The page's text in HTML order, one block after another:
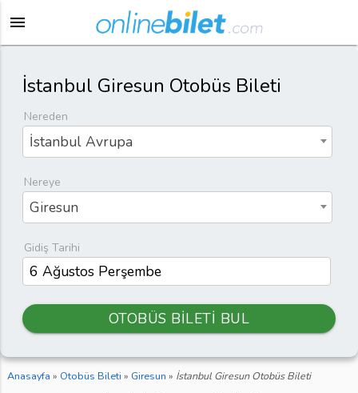
menu
İstanbul Giresun Otobüs Bileti
Nereden
İstanbul Avrupa
Nereye
Giresun
Gidiş Tarihi
OTOBÜS BİLETİ BUL
Anasayfa » Otobüs Bileti » Giresun » İstanbul Giresun Otobüs Bileti